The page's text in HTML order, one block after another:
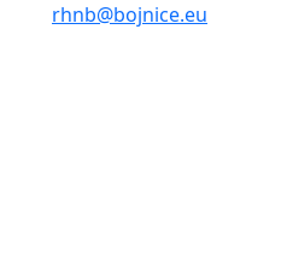
rhnb@bojnice.eu